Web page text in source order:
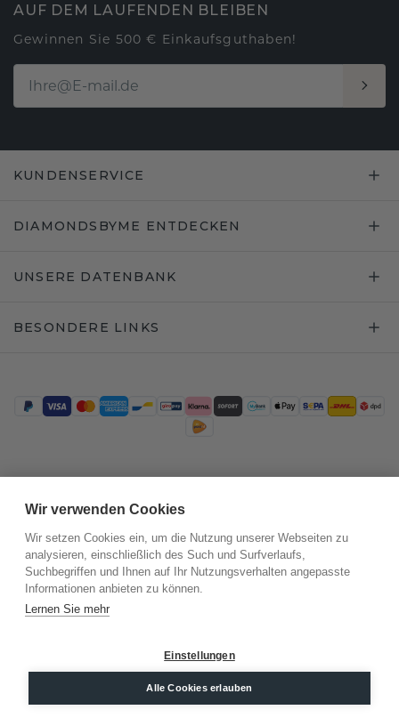
AUF DEM LAUFENDEN BLEIBEN
Gewinnen Sie 500 € Einkaufsguthaben!
KUNDENSERVICE
DIAMONDSBYME ENTDECKEN
UNSERE DATENBANK
BESONDERE LINKS
©2026.DiamondsByMe
Datenschutz
AGB Impressum
Wir verwenden Cookies
Wir setzen Cookies ein, um die Nutzung unserer Webseiten zu
analysieren, einschließlich des Such und Surfverlaufs,
Suchbegriffen und Ihnen auf Ihr Nutzungsverhalten angepasste
Informationen anbieten zu können.
Lernen Sie mehr
Einstellungen
Alle Cookies erlauben